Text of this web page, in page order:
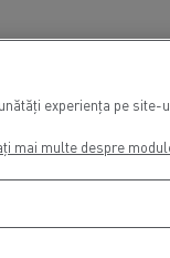
rulate
experiența pe
mai multe despre